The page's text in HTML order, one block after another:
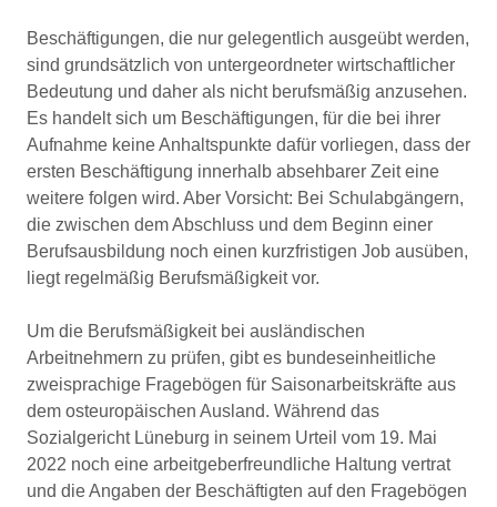
Beschäftigungen, die nur gelegentlich ausgeübt werden,
sind grundsätzlich von untergeordneter wirtschaftlicher
Bedeutung und daher als nicht berufsmäßig anzusehen.
Es handelt sich um Beschäftigungen, für die bei ihrer
Aufnahme keine Anhaltspunkte dafür vorliegen, dass der
ersten Beschäftigung innerhalb absehbarer Zeit eine
weitere folgen wird. Aber Vorsicht: Bei Schulabgängern,
die zwischen dem Abschluss und dem Beginn einer
Berufsausbildung noch einen kurzfristigen Job ausüben,
liegt regelmäßig Berufsmäßigkeit vor.
Um die Berufsmäßigkeit bei ausländischen
Arbeitnehmern zu prüfen, gibt es bundeseinheitliche
zweisprachige Fragebögen für Saisonarbeitskräfte aus
dem osteuropäischen Ausland. Während das
Sozialgericht Lüneburg in seinem Urteil vom 19. Mai
2022 noch eine arbeitgeberfreundliche Haltung vertrat
und die Angaben der Beschäftigten auf den Fragebögen